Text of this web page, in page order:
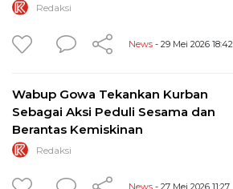
Redaksi
News - 29 Mei 2026 18:42
Wabup Gowa Tekankan Kurban
Sebagai Aksi Peduli Sesama dan
Berantas Kemiskinan
Redaksi
News - 27 Mei 2026 11:27